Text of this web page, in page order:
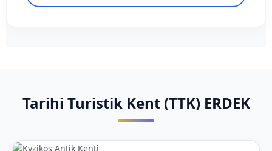
Tarihi Turistik Kent (TTK) ERDEK